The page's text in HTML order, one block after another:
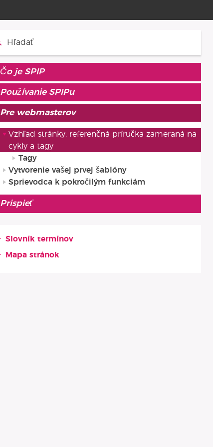
Čo je SPIP
Používanie SPIPu
Pre webmasterov
Vzhľad stránky: referenčná príručka zameraná na
cykly a tagy
Tagy
Vytvorenie vašej prvej šablóny
Sprievodca k pokročilým funkciám
Prispieť
Slovník termínov
Mapa stránok